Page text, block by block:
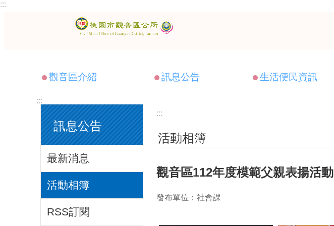
跳到主要內容區塊
:::
觀音區介紹 訊息公告 生活便民資訊
:::
訊息公告
最新消息
活動相簿
RSS訂閱
:::
活動相簿
觀音區112年度模範父親表揚活動
發布單位：社會課